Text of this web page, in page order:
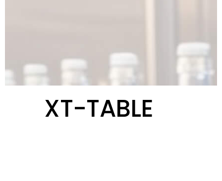
XT-TABLE